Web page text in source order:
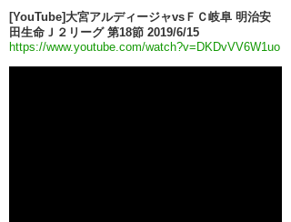
[YouTube]大宮アルディージャvsＦＣ岐阜 明治安
田生命Ｊ２リーグ 第18節 2019/6/15
https://www.youtube.com/watch?v=DKDvVV6W1uo